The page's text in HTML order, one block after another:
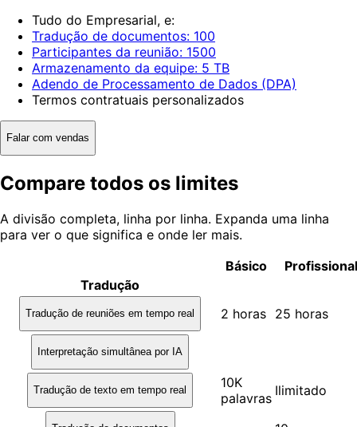
Tudo do Empresarial, e:
Tradução de documentos: 100
Participantes da reunião: 1500
Armazenamento da equipe: 5 TB
Adendo de Processamento de Dados (DPA)
Termos contratuais personalizados
Falar com vendas
Compare todos os limites
A divisão completa, linha por linha. Expanda uma linha
para ver o que significa e onde ler mais.
Básico
Profissional
Tradução
Tradução de reuniões em tempo real 2 horas 25 horas
Interpretação simultânea por IA
Tradução de texto em tempo real
10K
palavras Ilimitado